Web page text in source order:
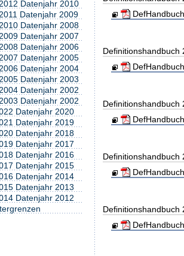
Definitionshandbuch
Definitionshandbuch
Definitionshandbuch
Definitionshandbuch
Datenjahr 2010
Datenjahr 2009
Datenjahr 2008
Datenjahr 2007
Datenjahr 2006
Datenjahr 2005
Datenjahr 2004
Datenjahr 2003
Datenjahr 2002
Datenjahr 2002
Datenjahr 2020
Datenjahr 2019
Datenjahr 2018
Datenjahr 2017
Datenjahr 2016
Datenjahr 2015
Datenjahr 2014
Datenjahr 2013
Datenjahr 2012